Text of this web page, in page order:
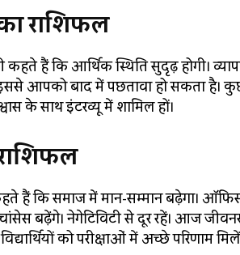
राशिफल
हैं कि आर्थिक स्थिति सुदृढ़ होगी।
आपको बाद में पछतावा हो सकता
के साथ इंटरव्यू में शामिल हों।
कि समाज में मान-सम्मान बढ़ेगा। ऑफिस में
बढ़ेंगे। नेगेटिविटी से दूर रहें। आज
विद्यार्थियों को परीक्षाओं में अच्छे परिणाम